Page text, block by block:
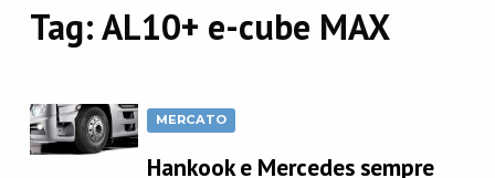
Tag:AL10+ e-cube MAX
MERCATO
Hankook e Mercedes sempre